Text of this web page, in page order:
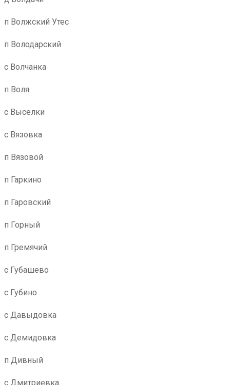
п Волжский Утес
п Володарский
с Волчанка
п Воля
с Выселки
с Вязовка
п Вязовой
п Гаркино
п Гаровский
п Горный
п Гремячий
с Губашево
с Губино
с Давыдовка
с Демидовка
п Дивный
с Дмитриевка